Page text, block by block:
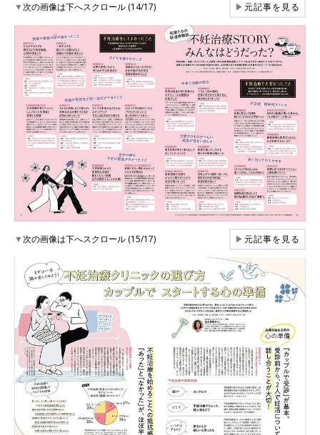
▼次の画像は下へスクロール (14/17) ▶元記事を見る
▼次の画像は下へスクロール (15/17) ▶元記事を見る